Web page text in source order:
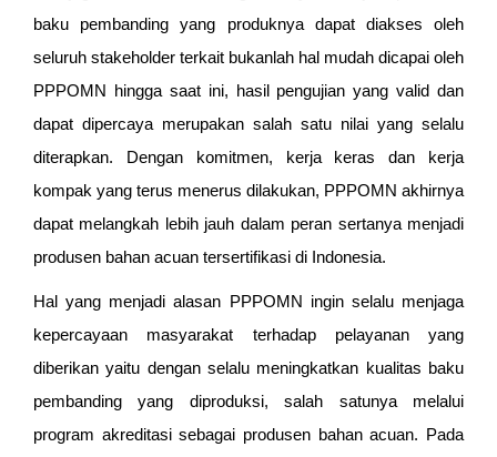
baku pembanding yang produknya dapat diakses oleh
seluruh stakeholder terkait bukanlah hal mudah dicapai oleh
PPPOMN hingga saat ini, hasil pengujian yang valid dan
dapat dipercaya merupakan salah satu nilai yang selalu
diterapkan. Dengan komitmen, kerja keras dan kerja
kompak yang terus menerus dilakukan, PPPOMN akhirnya
dapat melangkah lebih jauh dalam peran sertanya menjadi
produsen bahan acuan tersertifikasi di Indonesia.
Hal yang menjadi alasan PPPOMN ingin selalu menjaga
kepercayaan masyarakat terhadap pelayanan yang
diberikan yaitu dengan selalu meningkatkan kualitas baku
pembanding yang diproduksi, salah satunya melalui
program akreditasi sebagai produsen bahan acuan. Pada